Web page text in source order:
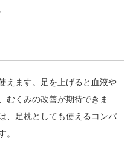
えます。足を上げると血液や
むくみの改善が期待できま
、足枕としても使えるコンパ
。